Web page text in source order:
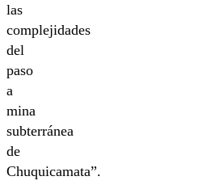
las
complejidades
del
paso
a
mina
subterránea
de
Chuquicamata”.